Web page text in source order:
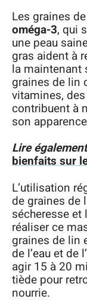
Les graines
oméga-3, qui
une peau
gras aident à
la maintenant
graines de lin
vitamines,
contribuent à
son
Lire
bienfaits sur
L’utilisation
de graines de
sécheresse
réaliser ce
graines de lin
de l’eau et de
agir 15 à 20
tiède pour
nourrie.